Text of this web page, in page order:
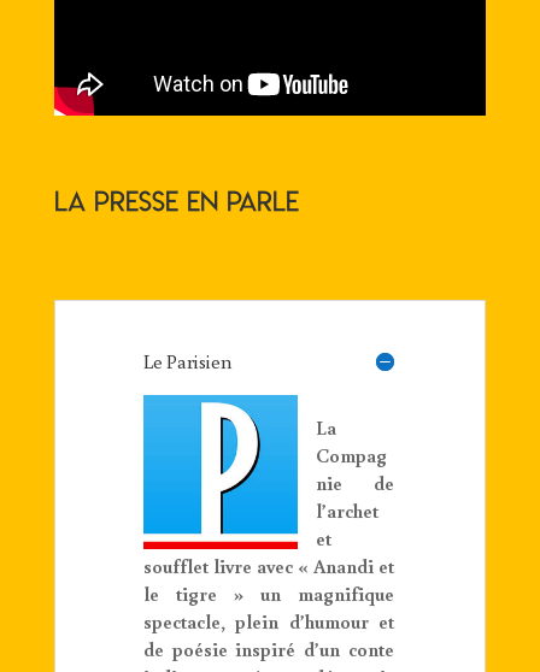
La presse en parle
Le Parisien
La
Compag
nie de
l’archet
et
soufflet livre avec « Anandi et
le tigre » un magnifique
spectacle, plein d’humour et
de poésie inspiré d’un conte